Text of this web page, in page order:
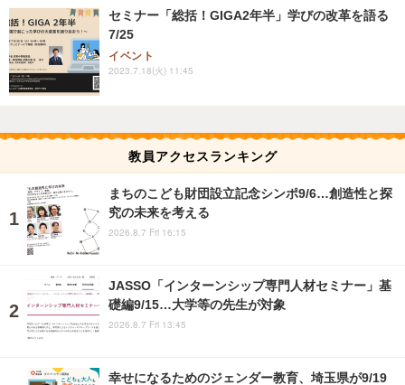
セミナー「総括！GIGA2年半」学びの改革を語る
7/25
イベント
2023.7.18(火) 11:45
教員アクセスランキング
まちのこども財団設立記念シンポ9/6…創造性と探
究の未来を考える
2026.8.7 Fri 16:15
JASSO「インターンシップ専門人材セミナー」基
礎編9/15…大学等の先生が対象
2026.8.7 Fri 13:45
幸せになるためのジェンダー教育、埼玉県が9/19